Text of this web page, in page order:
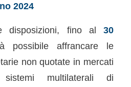
2024
disposizioni, fino al30
possibile affrancare le
non quotate in mercati
multilaterali di